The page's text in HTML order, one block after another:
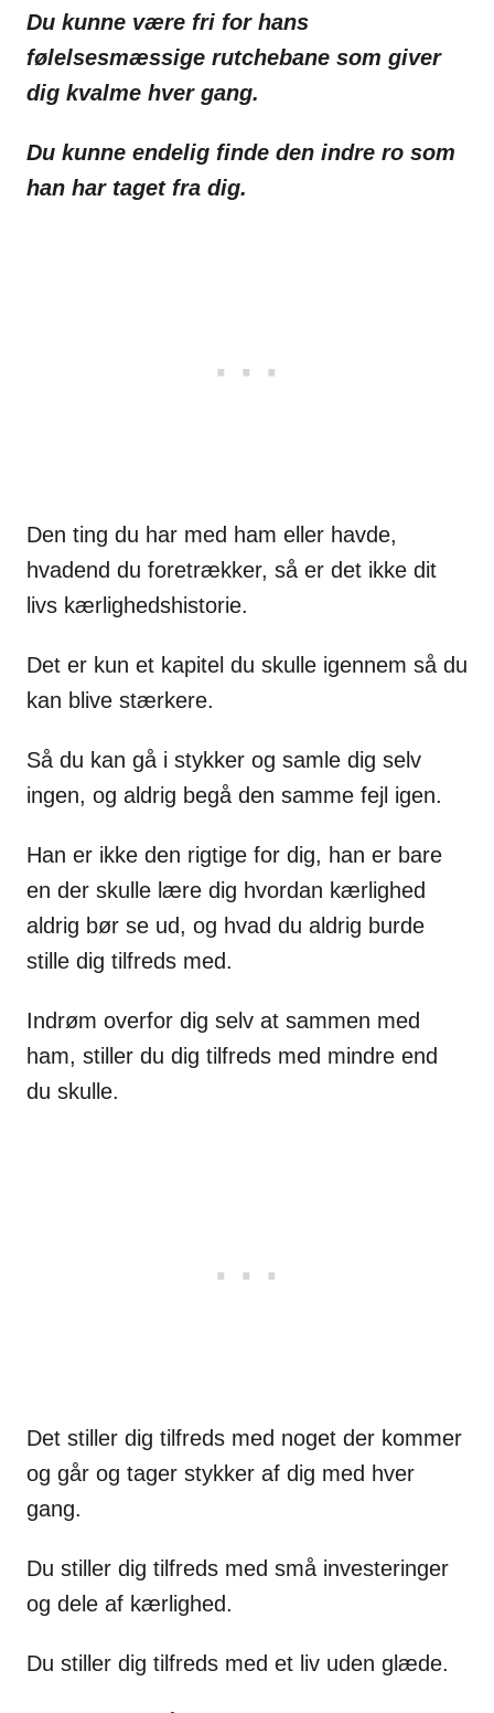
Du kunne være fri for hans
følelsesmæssige rutchebane som giver
dig kvalme hver gang.
Du kunne endelig finde den indre ro som
han har taget fra dig.
Den ting du har med ham eller havde,
hvadend du foretrækker, så er det ikke dit
livs kærlighedshistorie.
Det er kun et kapitel du skulle igennem så du
kan blive stærkere.
Så du kan gå i stykker og samle dig selv
ingen, og aldrig begå den samme fejl igen.
Han er ikke den rigtige for dig, han er bare
en der skulle lære dig hvordan kærlighed
aldrig bør se ud, og hvad du aldrig burde
stille dig tilfreds med.
Indrøm overfor dig selv at sammen med
ham, stiller du dig tilfreds med mindre end
du skulle.
Det stiller dig tilfreds med noget der kommer
og går og tager stykker af dig med hver
gang.
Du stiller dig tilfreds med små investeringer
og dele af kærlighed.
Du stiller dig tilfreds med et liv uden glæde.